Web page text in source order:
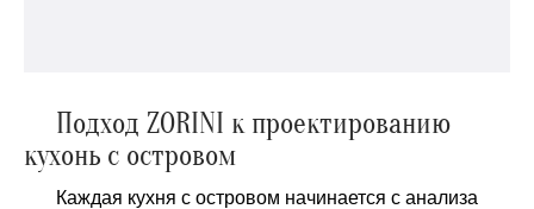
Подход ZORINI к проектированию
кухонь с островом
Каждая кухня с островом начинается с анализа